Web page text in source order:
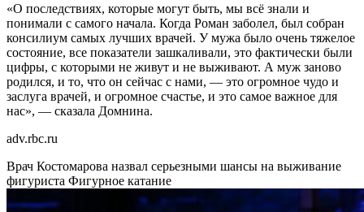
«О последствиях, которые могут быть, мы всё знали и
понимали с самого начала. Когда Роман заболел, был собран
консилиум самых лучших врачей. У мужа было очень тяжелое
состояние, все показатели зашкаливали, это фактически были
цифры, с которыми не живут и не выживают. А муж заново
родился, и то, что он сейчас с нами, — это огромное чудо и
заслуга врачей, и огромное счастье, и это самое важное для
нас», — сказала Домнина.
adv.rbc.ru
Врач Костомарова назвал серьезными шансы на выживание
фигуриста Фигурное катание